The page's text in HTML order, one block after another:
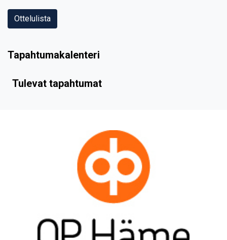
Ottelulista
Tapahtumakalenteri
Tulevat tapahtumat